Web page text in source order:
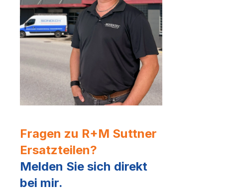
Fragen zu R+M Suttner
Ersatzteilen?
Melden Sie sich direkt
bei mir.